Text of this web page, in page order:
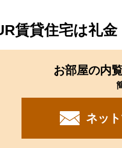
賃貸住宅は礼
お部屋の内
ネッ